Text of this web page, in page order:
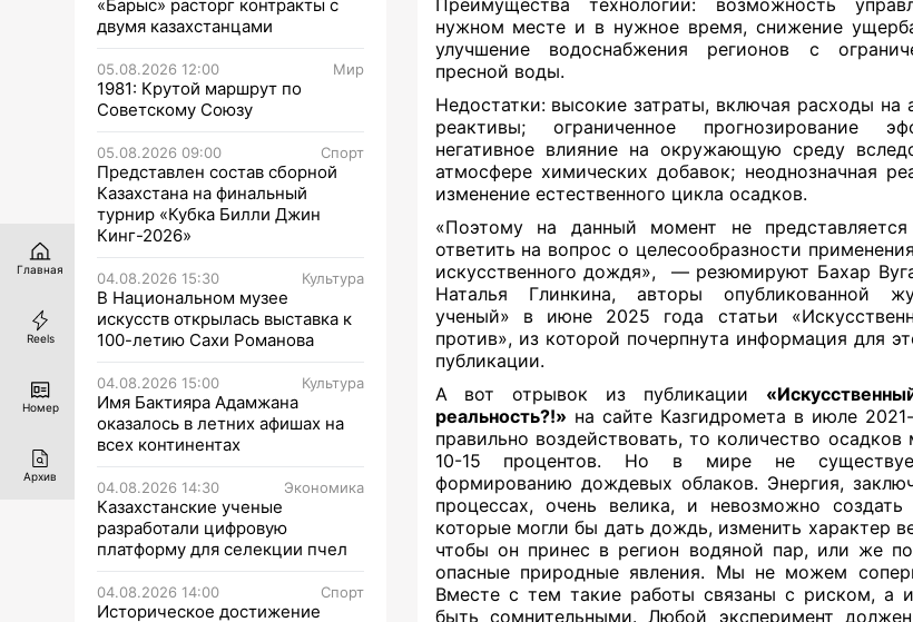
«Барыс» расторг контракты с
двумя казахстанцами
05.08.2026 12:00 Мир
1981: Крутой маршрут по
Советскому Союзу
05.08.2026 09:00 Спорт
Представлен состав сборной
Казахстана на финальный
турнир «Кубка Билли Джин
Кинг-2026»
04.08.2026 15:30 Культура
В Национальном музее
искусств открылась выставка к
100-летию Сахи Романова
04.08.2026 15:00 Культура
Имя Бактияра Адамжана
оказалось в летних афишах на
всех континентах
04.08.2026 14:30 Экономика
Казахстанские ученые
разработали цифровую
платформу для селекции пчел
04.08.2026 14:00 Спорт
Историческое достижение
нужном месте и в нужное время, снижение ущерба
улучшение водоснабжения регионов с
пресной воды.
Недостатки: высокие затраты, включая расходы на
реактивы; ограниченное прогнозирование
негативное влияние на окружающую среду
атмосфере химических добавок; неоднозначная
изменение естественного цикла осадков.
«Поэтому на данный момент не
ответить на вопрос о целесообразности
искусственного дождя», — резюмируют Бахар
Наталья Глинкина, авторы опубликованной
ученый» в июне 2025 года статьи
против», из которой почерпнута информация для
публикации.
А вот отрывок из публикации
реальность?!» на сайте Казгидромета в июле
правильно воздействовать, то количество
10-15 процентов. Но в мире не
формированию дождевых облаков. Энергия,
процессах, очень велика, и невозможно
которые могли бы дать дождь, изменить характер
чтобы он принес в регион водяной пар, или же
опасные природные явления. Мы не можем
Вместе с тем такие работы связаны с риском, а
быть сомнительными. Любой эксперимент
Главная
Reels
Номер
Архив